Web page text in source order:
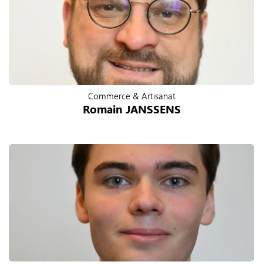
Romain JANSSENS
Commerce & Artisanat